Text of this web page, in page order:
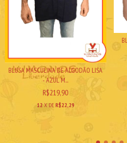
BLUSA MASCULINA DE ALGODÃO LISA
- AZUL M...
R$219,90
12 X DE R$22,29